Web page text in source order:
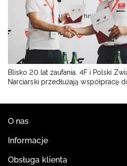
Blisko 20 lat zaufania. 4F i Polski
Narciarski przedłużają współpracę
O nas
Informacje
Obsługa klienta